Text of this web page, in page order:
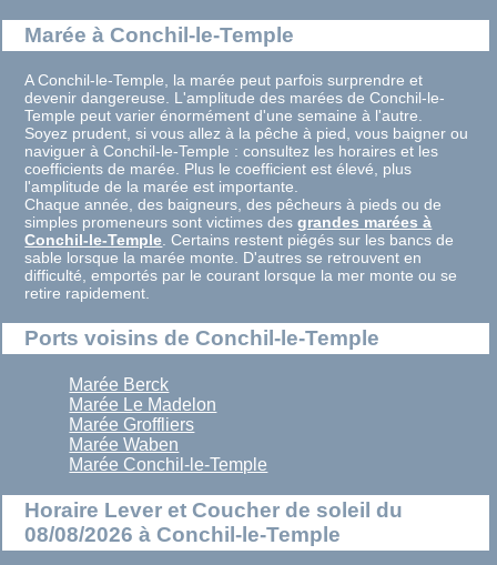
Marée à Conchil-le-Temple
A Conchil-le-Temple, la marée peut parfois surprendre et
devenir dangereuse. L'amplitude des marées de Conchil-le-
Temple peut varier énormément d'une semaine à l'autre.
Soyez prudent, si vous allez à la pêche à pied, vous baigner ou
naviguer à Conchil-le-Temple : consultez les horaires et les
coefficients de marée. Plus le coefficient est élevé, plus
l'amplitude de la marée est importante.
Chaque année, des baigneurs, des pêcheurs à pieds ou de
simples promeneurs sont victimes desgrandes marées à
Conchil-le-Temple. Certains restent piégés sur les bancs de
sable lorsque la marée monte. D'autres se retrouvent en
difficulté, emportés par le courant lorsque la mer monte ou se
retire rapidement.
Ports voisins de Conchil-le-Temple
Marée Berck
Marée Le Madelon
Marée Groffliers
Marée Waben
Marée Conchil-le-Temple
Horaire Lever et Coucher de soleil du
08/08/2026 à Conchil-le-Temple